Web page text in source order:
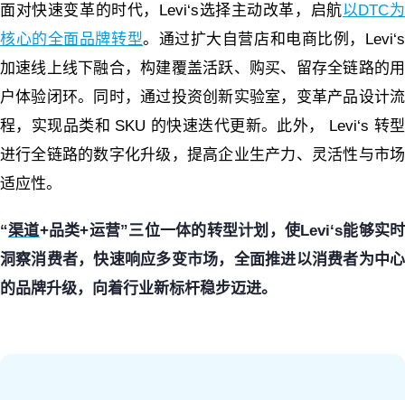
面对快速变革的时代，Levi‘s选择主动改革，启航以DTC为
核心的全面品牌转型。通过扩大自营店和电商比例，Levi‘s
加速线上线下融合，构建覆盖活跃、购买、留存全链路的用
户体验闭环。
同时，通过投资创新实验室，变革产品设计流
程，实现品类和 SKU 的快速迭代更新。此外， Levi‘s 转型
进行全链路的数字化升级，提高企业生产力、灵活性与市场
适应性。
“渠道+品类+运营”三位一体的转型计划，使Levi‘s能够实时
洞察消费者，快速响应多变市场，全面推进以消费者为中心
的品牌升级，向着行业新标杆稳步迈进。